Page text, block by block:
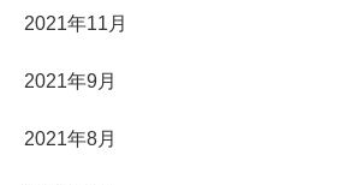
2021年11月
2021年9月
2021年8月